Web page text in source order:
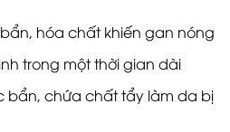
hóa chất khiến gan nóng
trong một thời gian dài
bẩn, chứa chất tẩy làm da bị